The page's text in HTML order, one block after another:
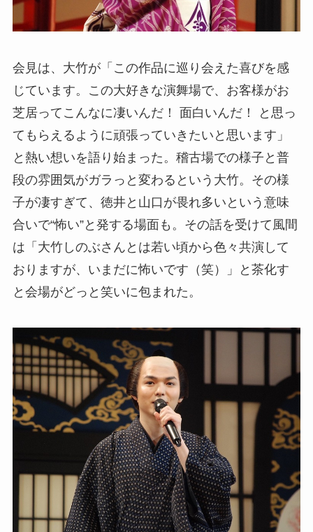
会見は、大竹が「この作品に巡り会えた喜びを感
じています。この大好きな演舞場で、お客様がお
芝居ってこんなに凄いんだ！ 面白いんだ！ と思っ
てもらえるように頑張っていきたいと思います」
と熱い想いを語り始まった。稽古場での様子と普
段の雰囲気がガラっと変わるという大竹。その様
子が凄すぎて、徳井と山口が畏れ多いという意味
合いで“怖い”と発する場面も。その話を受けて風間
は「大竹しのぶさんとは若い頃から色々共演して
おりますが、いまだに怖いです（笑）」と茶化す
と会場がどっと笑いに包まれた。